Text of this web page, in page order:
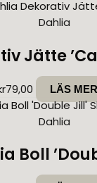
Dahlia
Jätte
79,00 LÄS MER
Dahlia
Boll